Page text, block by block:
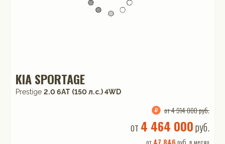
KIA SPORTAGE
Prestige 2.0 6AT (150 л.с.) 4WD
от 4 914 000 руб.
от 4 464 000руб.